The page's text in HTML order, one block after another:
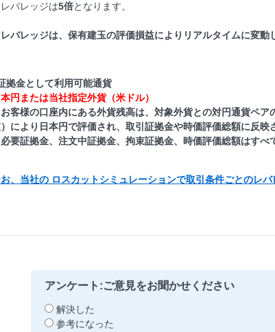
バレッジは5倍となります。
バレッジは、保有建玉の評価損益によりリアルタイムに変動
拠金として利用可能通貨
本円または当社指定外貨（米ドル）
客様の口座内にある外貨残高は、対象外貨との対円通貨ペア
により日本円で評価され、取引証拠金や時価評価総額に反映
要証拠金、注文中証拠金、拘束証拠金、時価評価総額はすべ
、当社の ロスカットシミュレーションで取引条件ごとのレバ
アンケート:ご意見をお聞かせください
解決した
参考になった